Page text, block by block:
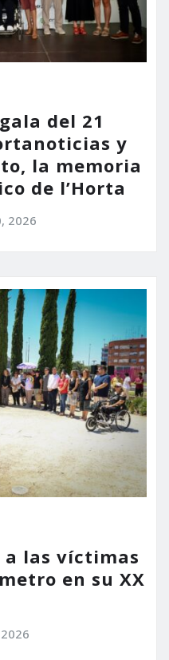
del 21
y
la memoria
de l’Horta
2026
las víctimas
en su XX